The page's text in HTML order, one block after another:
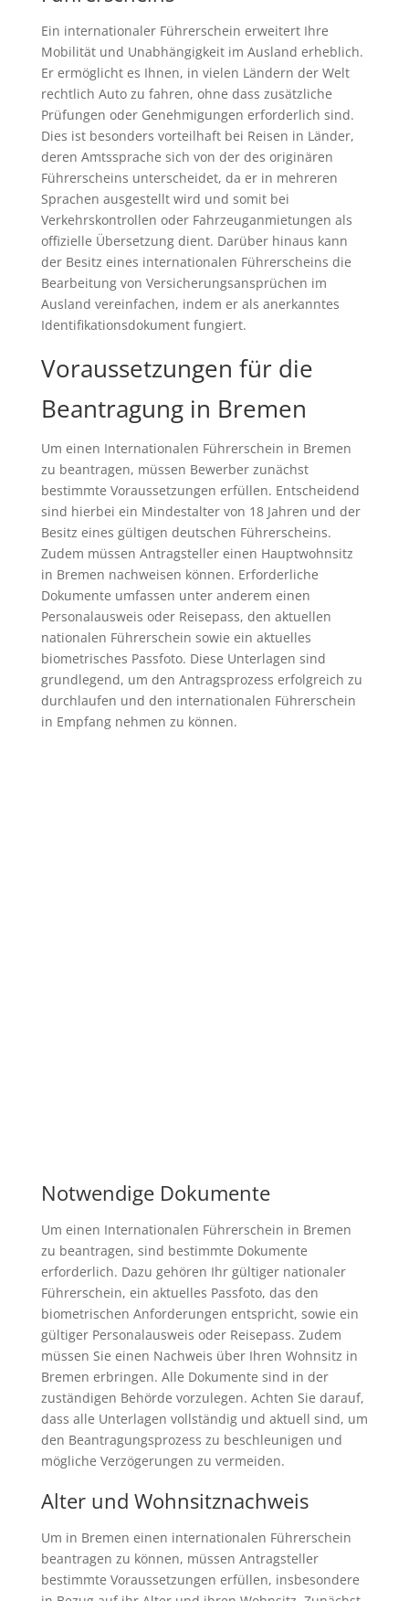
Ein internationaler Führerschein erweitert Ihre
Mobilität und Unabhängigkeit im Ausland erheblich.
Er ermöglicht es Ihnen, in vielen Ländern der Welt
rechtlich Auto zu fahren, ohne dass zusätzliche
Prüfungen oder Genehmigungen erforderlich sind.
Dies ist besonders vorteilhaft bei Reisen in Länder,
deren Amtssprache sich von der des originären
Führerscheins unterscheidet, da er in mehreren
Sprachen ausgestellt wird und somit bei
Verkehrskontrollen oder Fahrzeuganmietungen als
offizielle Übersetzung dient. Darüber hinaus kann
der Besitz eines internationalen Führerscheins die
Bearbeitung von Versicherungsansprüchen im
Ausland vereinfachen, indem er als anerkanntes
Identifikationsdokument fungiert.
Voraussetzungen für die
Beantragung in Bremen
Um einen Internationalen Führerschein in Bremen
zu beantragen, müssen Bewerber zunächst
bestimmte Voraussetzungen erfüllen. Entscheidend
sind hierbei ein Mindestalter von 18 Jahren und der
Besitz eines gültigen deutschen Führerscheins.
Zudem müssen Antragsteller einen Hauptwohnsitz
in Bremen nachweisen können. Erforderliche
Dokumente umfassen unter anderem einen
Personalausweis oder Reisepass, den aktuellen
nationalen Führerschein sowie ein aktuelles
biometrisches Passfoto. Diese Unterlagen sind
grundlegend, um den Antragsprozess erfolgreich zu
durchlaufen und den internationalen Führerschein
in Empfang nehmen zu können.
Notwendige Dokumente
Um einen Internationalen Führerschein in Bremen
zu beantragen, sind bestimmte Dokumente
erforderlich. Dazu gehören Ihr gültiger nationaler
Führerschein, ein aktuelles Passfoto, das den
biometrischen Anforderungen entspricht, sowie ein
gültiger Personalausweis oder Reisepass. Zudem
müssen Sie einen Nachweis über Ihren Wohnsitz in
Bremen erbringen. Alle Dokumente sind in der
zuständigen Behörde vorzulegen. Achten Sie darauf,
dass alle Unterlagen vollständig und aktuell sind, um
den Beantragungsprozess zu beschleunigen und
mögliche Verzögerungen zu vermeiden.
Alter und Wohnsitznachweis
Um in Bremen einen internationalen Führerschein
beantragen zu können, müssen Antragsteller
bestimmte Voraussetzungen erfüllen, insbesondere